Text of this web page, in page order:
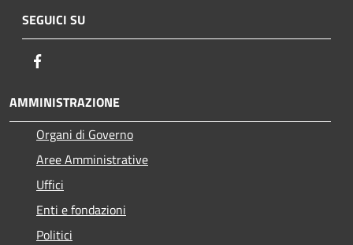
SEGUICI SU
AMMINISTRAZIONE
Organi di Governo
Aree Amministrative
Uffici
Enti e fondazioni
Politici